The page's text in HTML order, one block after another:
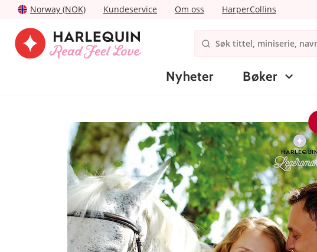
Norway (NOK) Kundeservice Om oss HarperCollins
Nyheter Bøker